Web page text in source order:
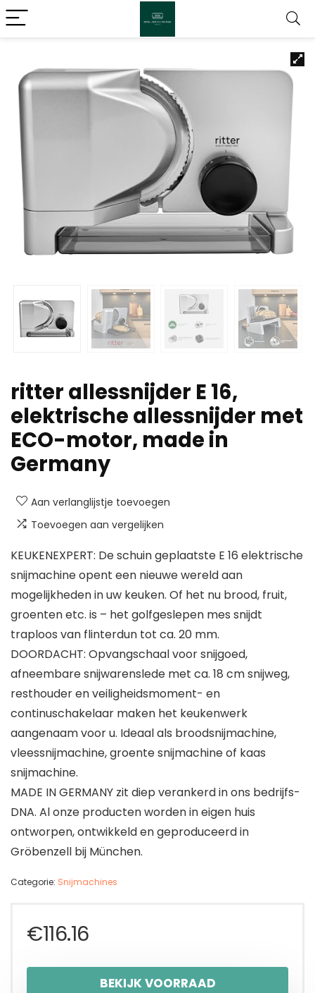
ritter allessnijder E 16,
elektrische allessnijder met
ECO-motor, made in
Germany
Aan verlanglijstje toevoegen
Toevoegen aan vergelijken
KEUKENEXPERT: De schuin geplaatste E 16 elektrische
snijmachine opent een nieuwe wereld aan
mogelijkheden in uw keuken. Of het nu brood, fruit,
groenten etc. is – het golfgeslepen mes snijdt
traploos van flinterdun tot ca. 20 mm.
DOORDACHT: Opvangschaal voor snijgoed,
afneembare snijwarenslede met ca. 18 cm snijweg,
resthouder en veiligheidsmoment- en
continuschakelaar maken het keukenwerk
aangenaam voor u. Ideaal als broodsnijmachine,
vleessnijmachine, groente snijmachine of kaas
snijmachine.
MADE IN GERMANY zit diep verankerd in ons bedrijfs-
DNA. Al onze producten worden in eigen huis
ontworpen, ontwikkeld en geproduceerd in
Gröbenzell bij München.
Categorie: Snijmachines
€116.16
BEKIJK VOORRAAD